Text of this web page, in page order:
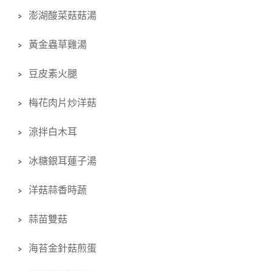
澎湖酸菜菇菇湯
黃金蟲草雞湯
豆皮素火腿
梅花肉片炒洋菇
涼拌白木耳
冰糖銀耳蓮子湯
洋菇蒜香時蔬
蒜苗雙菇
海苔金針菇煎蛋